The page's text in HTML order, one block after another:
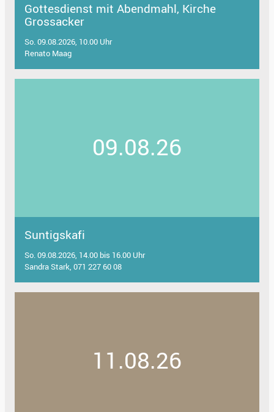
Gottesdienst mit Abendmahl, Kirche
Grossacker
So. 09.08.2026, 10.00 Uhr
Renato Maag
09.08.26
Suntigskafi
So. 09.08.2026, 14.00 bis 16.00 Uhr
Sandra Stark, 071 227 60 08
11.08.26